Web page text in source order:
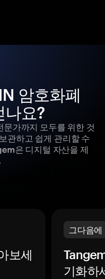
암호화폐
나요?
가까지 모두를 위한 것
관하고 쉽게 관리할 수
은 디지털 자산을 제
보세
그다음에
기화하